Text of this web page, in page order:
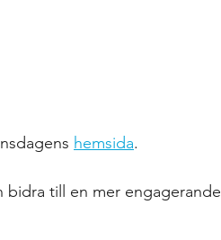
hemsida.
bidra till en mer engagerande